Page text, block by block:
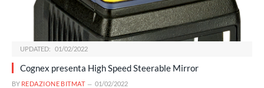
UPDATED: 01/02/2022
Cognex presenta High Speed Steerable Mirror
BY REDAZIONE BITMAT 01/02/2022